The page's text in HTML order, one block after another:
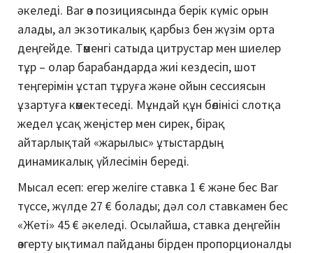
әкеледі. Bar өз позициясында берік күміс орын
алады, ал экзотикалық қарбыз бен жүзім орта
деңгейде. Төменгі сатыда цитрустар мен шиелер
тұр – олар барабандарда жиі кездесіп, шот
теңгерімін ұстап тұруға және ойын сессиясын
ұзартуға көмектеседі. Мұндай құн бөлінісі слотқа
жедел ұсақ жеңістер мен сирек, бірақ
айтарлықтай «жарылыс» ұтыстардың
динамикалық үйлесімін береді.
Мысал есеп: егер желіге ставка 1 € және бес Bar
түссе, жүлде 27 € болады; дәл сол ставкамен бес
«Жеті» 45 € әкеледі. Осылайша, ставка деңгейін
өзгерту ықтимал пайданы бірден пропорционалды